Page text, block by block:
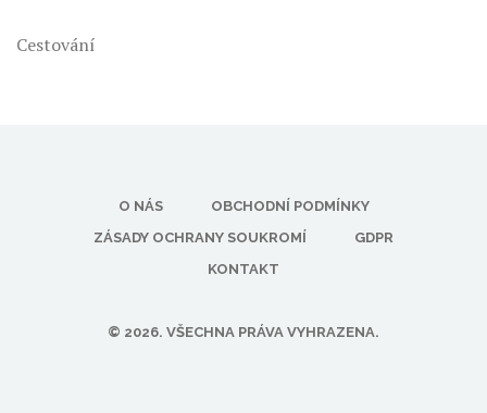
Cestování
O NÁS
OBCHODNÍ PODMÍNKY
ZÁSADY OCHRANY SOUKROMÍ
GDPR
KONTAKT
© 2026. VŠECHNA PRÁVA VYHRAZENA.